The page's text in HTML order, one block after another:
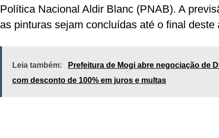
Política Nacional Aldir Blanc (PNAB). A
as pinturas sejam concluídas até o final deste
Leia também:
Prefeitura de Mogi abre negociação de
com desconto de 100% em juros e multas